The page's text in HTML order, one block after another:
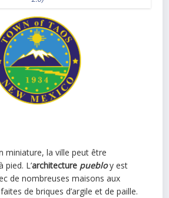
miniature, la ville peut être
pied. L’architecture puebloy est
de nombreuses maisons aux
de briques d’argile et de paille.